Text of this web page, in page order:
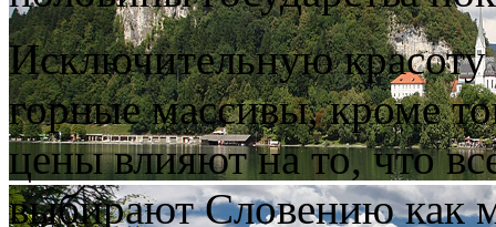
Исключительную
горные массивы, кроме
цены влияют на то, что
выбирают Словению как